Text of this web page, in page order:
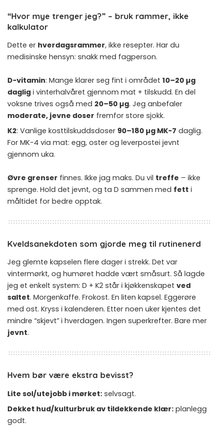
“Hvor mye trenger jeg?” – bruk rammer, ikke
kalkulator
Dette er hverdagsrammer, ikke resepter. Har du
medisinske hensyn: snakk med fagperson.
D-vitamin: Mange klarer seg fint i området 10–20 µg
daglig i vinterhalvåret gjennom mat + tilskudd. En del
voksne trives også med 20–50 µg. Jeg anbefaler
moderate, jevne doser fremfor store sjokk.
K2: Vanlige kosttilskuddsdoser 90–180 µg MK-7 daglig.
For MK-4 via mat: egg, oster og leverpostei jevnt
gjennom uka.
Øvre grenser finnes. Ikke jag maks. Du vil treffe – ikke
sprenge. Hold det jevnt, og ta D sammen med fett i
måltidet for bedre opptak.
Kveldsanekdoten som gjorde meg til rutinenerd
Jeg glemte kapselen flere dager i strekk. Det var
vintermørkt, og humøret hadde vært småsurt. Så lagde
jeg et enkelt system: D + K2 står i kjøkkenskapet ved
saltet. Morgenkaffe. Frokost. En liten kapsel. Eggerøre
med ost. Kryss i kalenderen. Etter noen uker kjentes det
mindre “skjevt” i hverdagen. Ingen superkrefter. Bare mer
jevnt.
Hvem bør være ekstra bevisst?
Lite sol/utejobb i mørket: selvsagt.
Dekket hud/kulturbruk av tildekkende klær: planlegg
godt.